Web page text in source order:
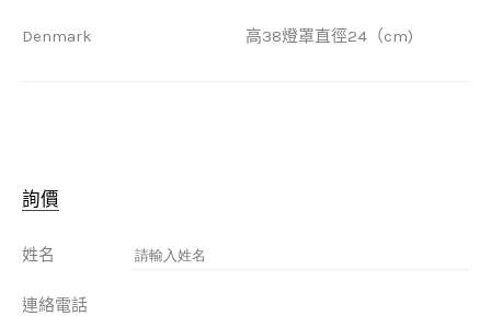
Denmark 高38燈罩直徑24（cm)
詢價
姓名
連絡電話